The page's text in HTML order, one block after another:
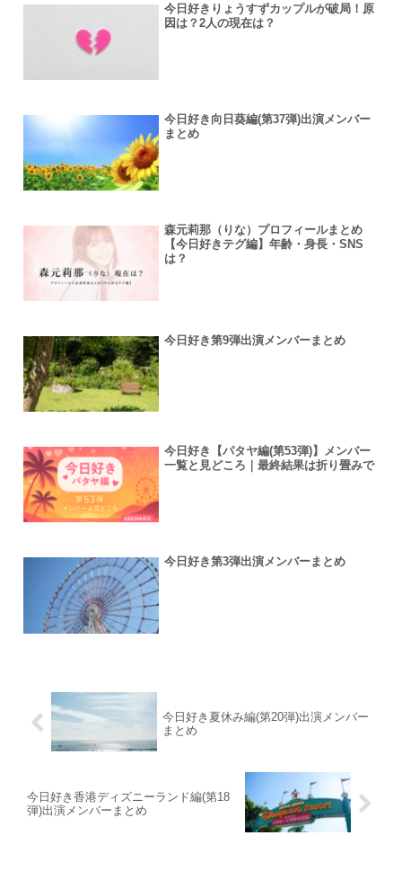
今日好きりょうすずカップルが破局！原
因は？2人の現在は？
今日好き向日葵編(第37弾)出演メンバー
まとめ
森元莉那（りな）プロフィールまとめ
【今日好きテグ編】年齢・身長・SNS
は？
今日好き第9弾出演メンバーまとめ
今日好き【パタヤ編(第53弾)】メンバー
一覧と見どころ｜最終結果は折り畳みで
今日好き第3弾出演メンバーまとめ
今日好き夏休み編(第20弾)出演メンバー
まとめ
今日好き香港ディズニーランド編(第18
弾)出演メンバーまとめ